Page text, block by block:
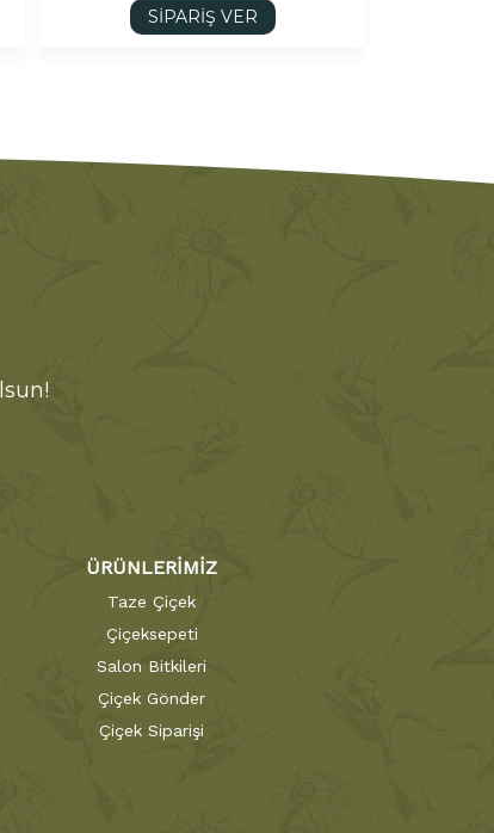
SİPARİŞ VER
ÜRÜNLERİMİZ
Taze Çiçek
Çiçeksepeti
Salon Bitkileri
Çiçek Gönder
Çiçek Siparişi